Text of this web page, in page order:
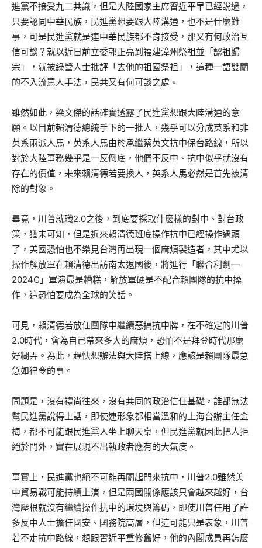
進黨不接受九二共識，但是大陸國家主席習近平早已經說過，
只要認同中華民族，民進黨想要跟大陸溝通，也不是什麼難
事，可是民進黨就是連中華民族都不肯接受，那又有何政治互
信可談？就以近日前立委郭正亮到福建漳州祭祖並「認祖歸
宗」，就被綠營人士批評「去他的祖國祭祖」，這種一語雙關
的不入流罵人手法，民共又有何可談之處。
雖然如此，梁文傑的話確實透露了民進黨想跟大陸溝通的意
願。以目前賴清德總統手下的一批人，幾乎可以分成英系和非
英系兩派人馬，英系人馬由於承繼蔡英文抗中保台路線，所以
對於大陸事務幾乎是一反倒底，他們不反中、抗中似乎就沒有
存在的價值，未來賴清德若要換人，英系人馬必然是首先被清
除的對象。
畢竟，川普就職2.0之後，到底要採取什麼樣的對中、對台政
策，猶未可知，但是近來賴清德班底操作抗中已經操作過頭
了，美國恐怕也不樂見台灣再出現一個麻煩製造者，其中尤以
操作解放軍在賴清德出訪南太返國後，將進行「聯合利劍—
2024C」軍演最是糟糕，解放軍硬是不配合賴團隊的抗中操
作，這恐怕要成為全球的笑話。
可見，賴清德若放任團隊中繼續惡搞抗中牌，在不確定的川普
2.0時代，會為自己帶來多大的麻煩，恐怕不是拜登時代那麼
好糊弄。為此，趕快想辦法與大陸搭上線，應該是賴團隊最急
急如律令的事。
問題是，沒有禮尚往來，沒有共同的政治信任基礎，誰都無法
幫民進黨說得上話，即使連形象都相當溫和的上海台辦主任金
梅，都不可能跟民進黨人坐上聊天桌，但民進黨就因此把人拒
絕於門外，實在展現不出執政者應有的大氣度。
事實上，民進黨也絕不可能再關起門來抗中，川普2.0雖然美
中貿易戰可能持續上演，但是兩國關係應該只會越來越好，台
灣壓根就沒有繼續操作抗中的環境與籌碼，即使川普任用了許
多反中人士擔任國安、國務院高層，但這可能只是表象，川普
若不走抗中路線，想跟習近平重修舊好，他的內閣成員再怎麼